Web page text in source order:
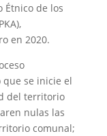
Étnico de los
en 2020.
se inicie el
del territorio
nulas las
comunal;